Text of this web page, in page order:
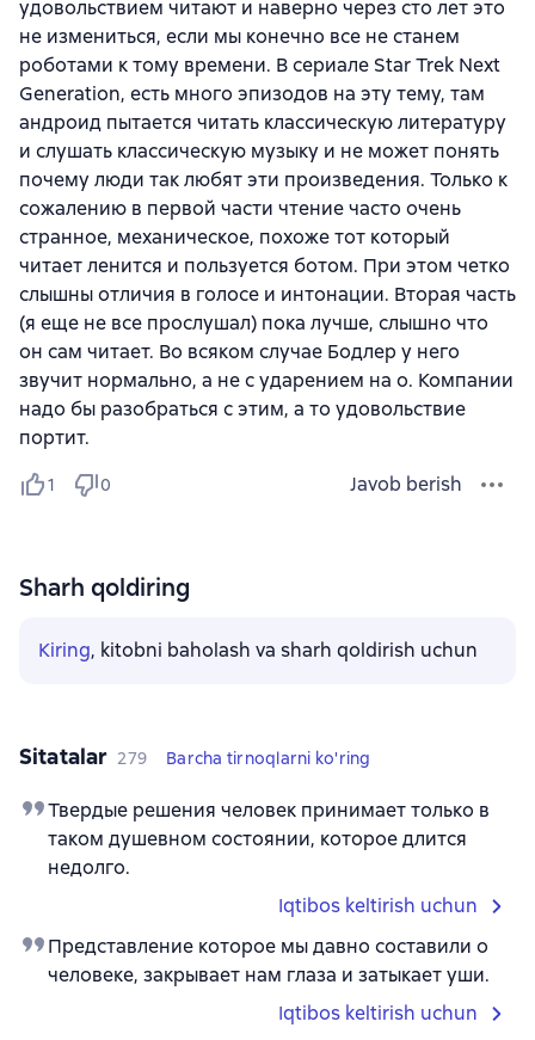
удовольствием читают и наверно через сто лет это
не измениться, если мы конечно все не станем
роботами к тому времени. В сериале Star Trek Next
Generation, есть много эпизодов на эту тему, там
андроид пытается читать классическую литературу
и слушать классическую музыку и не может понять
почему люди так любят эти произведения. Только к
сожалению в первой части чтение часто очень
странное, механическое, похоже тот который
читает ленится и пользуется ботом. При этом четко
слышны отличия в голосе и интонации. Вторая часть
(я еще не все прослушал) пока лучше, слышно что
он сам читает. Во всяком случае Бодлер у него
звучит нормально, а не с ударением на о. Компании
надо бы разобраться с этим, а то удовольствие
портит.
1 0 Javob berish
Sharh qoldiring
Kiring, kitobni baholash va sharh qoldirish uchun
Sitatalar 279 Barcha tirnoqlarni ko'ring
Твердые решения человек принимает только в
таком душевном состоянии, которое длится
недолго.
Iqtibos keltirish uchun
Представление которое мы давно составили о
человеке, закрывает нам глаза и затыкает уши.
Iqtibos keltirish uchun